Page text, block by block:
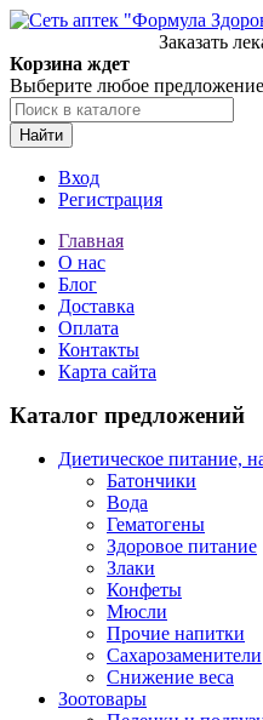
Заказать
Корзина ждет
Выберите любое предложение
Найти
Вход
Регистрация
Главная
О нас
Блог
Доставка
Оплата
Контакты
Карта сайта
Каталог предложений
Диетическое питание,
Батончики
Вода
Гематогены
Здоровое питание
Злаки
Конфеты
Мюсли
Прочие напитки
Сахарозаменители
Снижение веса
Зоотовары